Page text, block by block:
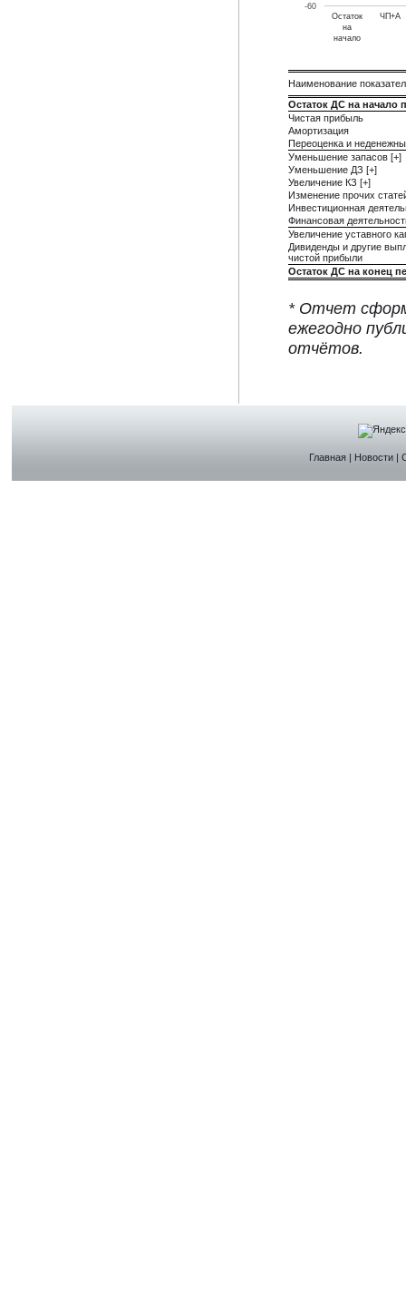
Остаток
на
начало
ЧП+А
-60
Наименование
Остаток ДС на начало
Чистая прибыль
Амортизация
Переоценка и
Уменьшение запасов [+]
Уменьшение ДЗ [+]
Увеличение КЗ [+]
Изменение прочих
Инвестиционная
Финансовая
Увеличение уставного
Дивиденды и другие
чистой прибыли
Остаток ДС на конец
* Отчет
ежегодно
отчётов.
Главная| Новости|